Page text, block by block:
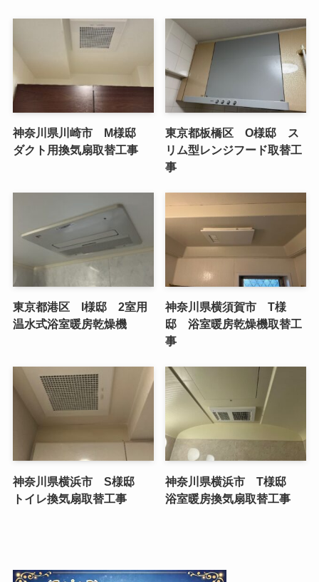
神奈川県川崎市 M様邸
ダクト用換気扇取替工事
東京都板橋区 O様邸 ス
リム型レンジフード取替工
事
東京都港区 I様邸 2室用
温水式浴室暖房乾燥機
神奈川県横須賀市 T様
邸 浴室暖房乾燥機取替工
事
神奈川県横浜市 S様邸
トイレ換気扇取替工事
神奈川県横浜市 T様邸
浴室暖房換気扇取替工事